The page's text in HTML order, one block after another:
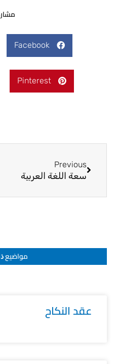
Facebook
Pinterest
Previous
سعة اللغة العربية
مواضيع
عقد النكاح